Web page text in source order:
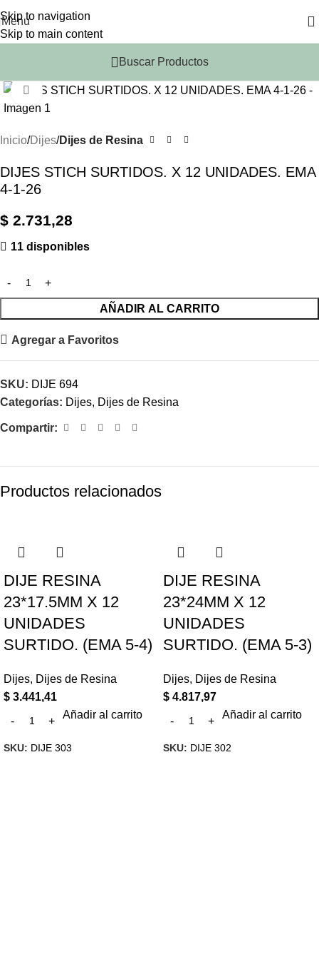
Skip to navigation
Skip to main content
Menu
Buscar Productos
Click to enlarge
Inicio Dijes Dijes de Resina
DIJES STICH SURTIDOS. X 12 UNIDADES. EMA
4-1-26
$ 2.731,28
11 disponibles
AÑADIR AL CARRITO
Agregar a Favoritos
SKU: DIJE 694
Categorías: Dijes, Dijes de Resina
Compartir:
Productos relacionados
DIJE RESINA
23*17.5MM X 12
UNIDADES
SURTIDO. (EMA 5-4)
Dijes, Dijes de Resina
$ 3.441,41
Añadir al carrito
SKU: DIJE 303
DIJE RESINA
23*24MM X 12
UNIDADES
SURTIDO. (EMA 5-3)
Dijes, Dijes de Resina
$ 4.817,97
Añadir al carrito
SKU: DIJE 302